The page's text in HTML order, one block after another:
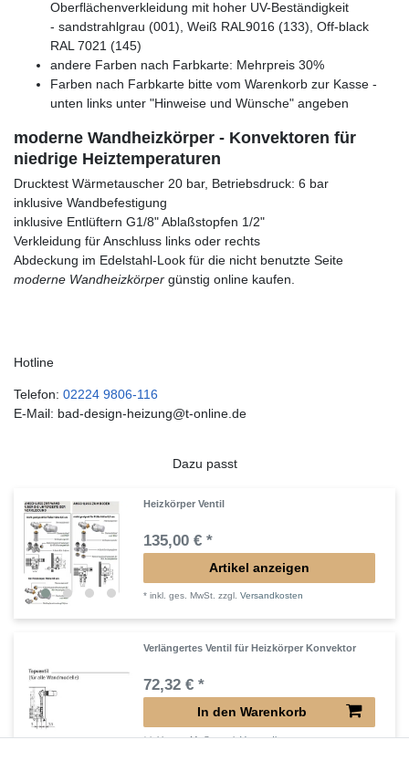
Oberflächenverkleidung mit hoher UV-Beständigkeit
- sandstrahlgrau (001), Weiß RAL9016 (133), Off-black
RAL 7021 (145)
andere Farben nach Farbkarte: Mehrpreis 30%
Farben nach Farbkarte bitte vom Warenkorb zur Kasse -
unten links unter "Hinweise und Wünsche" angeben
moderne Wandheizkörper - Konvektoren für
niedrige Heiztemperaturen
Drucktest Wärmetauscher 20 bar, Betriebsdruck: 6 bar
inklusive Wandbefestigung
inklusive Entlüftern G1/8" Ablaßstopfen 1/2"
Verkleidung für Anschluss links oder rechts
Abdeckung im Edelstahl-Look für die nicht benutzte Seite
moderne Wandheizkörper günstig online kaufen.
Hotline
Telefon: 02224 9806-116
E-Mail: bad-design-heizung@t-online.de
Dazu passt
Heizkörper Ventil
135,00 € *
Artikel anzeigen
*inkl. ges. MwSt. zzgl.Versandkosten
Verlängertes Ventil für Heizkörper Konvektor
72,32 € *
In den Warenkorb
*inkl. ges. MwSt.zzgl.Versandkosten